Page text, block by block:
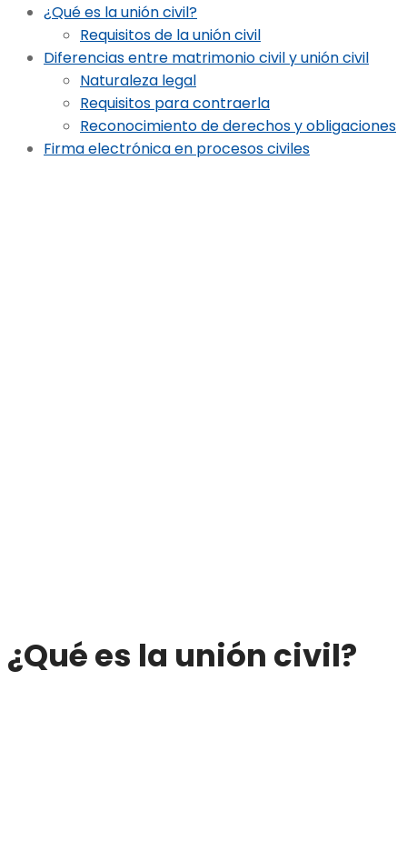
¿Qué es la unión civil?
Requisitos de la unión civil
Diferencias entre matrimonio civil y unión civil
Naturaleza legal
Requisitos para contraerla
Reconocimiento de derechos y obligaciones
Firma electrónica en procesos civiles
¿Qué es la unión civil?